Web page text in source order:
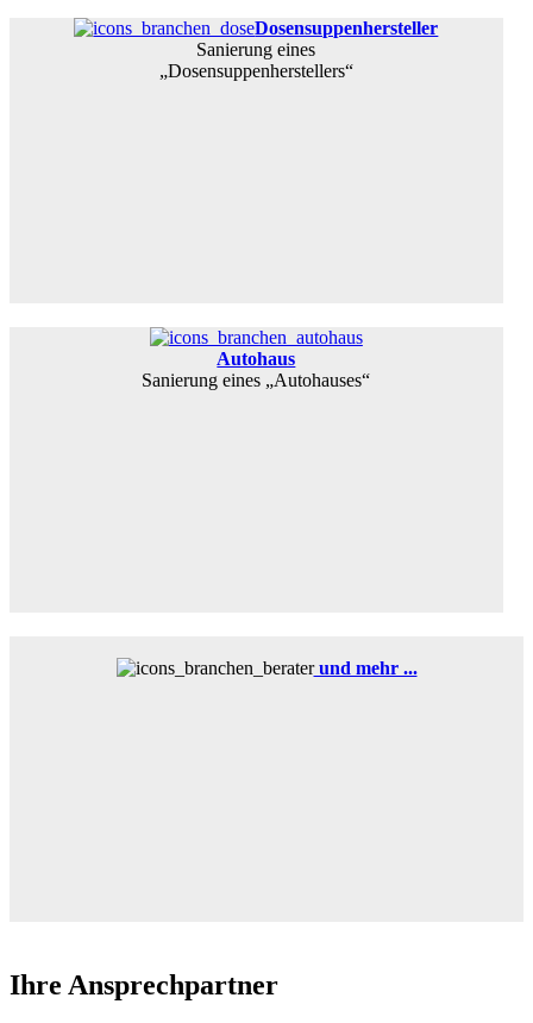
Dosensuppenhersteller
Sanierung eines
„Dosensuppenherstellers“
Autohaus
Sanierung eines „Autohauses“
und mehr ...
Ihre Ansprechpartner